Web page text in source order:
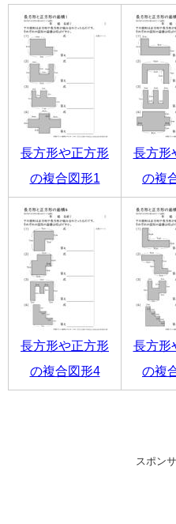
長方形や正方形
の複合図形1
長方形
の複
長方形や正方形
の複合図形4
長方形
の複
スポン